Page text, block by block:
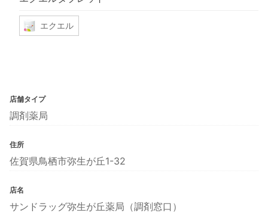
エクエル
店舗タイプ
調剤薬局
住所
佐賀県鳥栖市弥生が丘1-32
店名
サンドラッグ弥生が丘薬局（調剤窓口）